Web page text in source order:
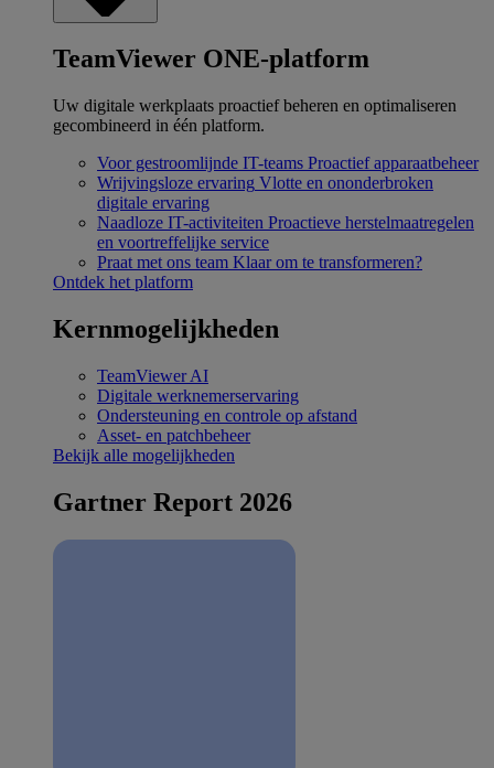
TeamViewer ONE-platform
Uw digitale werkplaats proactief beheren en optimaliseren
gecombineerd in één platform.
Voor gestroomlijnde IT-teams Proactief apparaatbeheer
Wrijvingsloze ervaring Vlotte en ononderbroken
digitale ervaring
Naadloze IT-activiteiten Proactieve herstelmaatregelen
en voortreffelijke service
Praat met ons team Klaar om te transformeren?
Ontdek het platform
Kernmogelijkheden
TeamViewer AI
Digitale werknemerservaring
Ondersteuning en controle op afstand
Asset- en patchbeheer
Bekijk alle mogelijkheden
Gartner Report 2026